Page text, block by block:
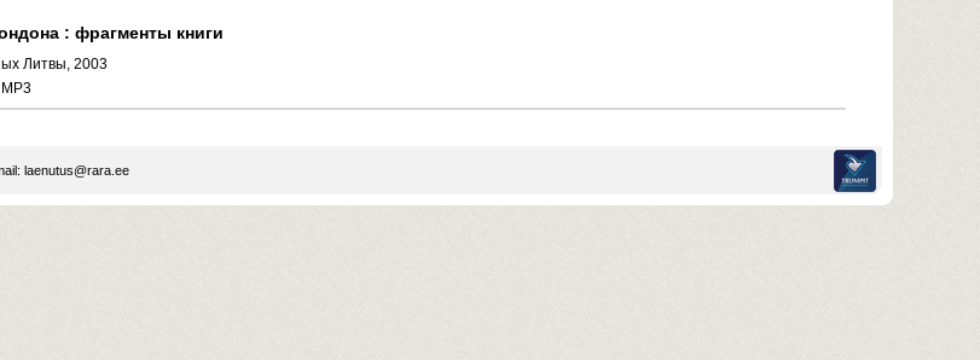
: фрагменты книги
Литвы, 2003
laenutus@rara.ee